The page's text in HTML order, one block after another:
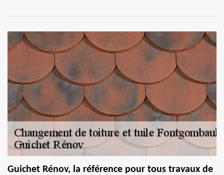
Guichet Rénov, la référence pour tous travaux de